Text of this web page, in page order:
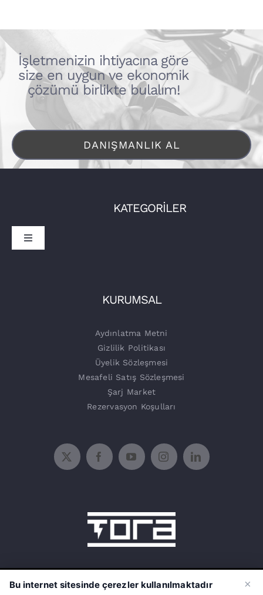
İşletmenizin ihtiyacına göre
size en uygun ve ekonomik
çözümü birlikte bulalım!
DANIŞMANLIK AL
KATEGORİLER
Toggle
KURUMSAL
Aydınlatma Metni
Gizlilik Politikası
Üyelik Sözleşmesi
Mesafeli Satış Sözleşmesi
Şarj Market
Rezervasyon Koşulları
×
Bu internet sitesinde çerezler kullanılmaktadır